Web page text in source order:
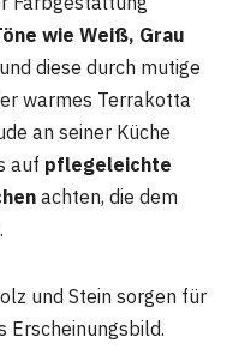
wie Weiß, Grau
diese durch mutige
warmes Terrakotta
an seiner Küche
auf pflegeleichte
achten, die dem
und Stein sorgen für
Erscheinungsbild.